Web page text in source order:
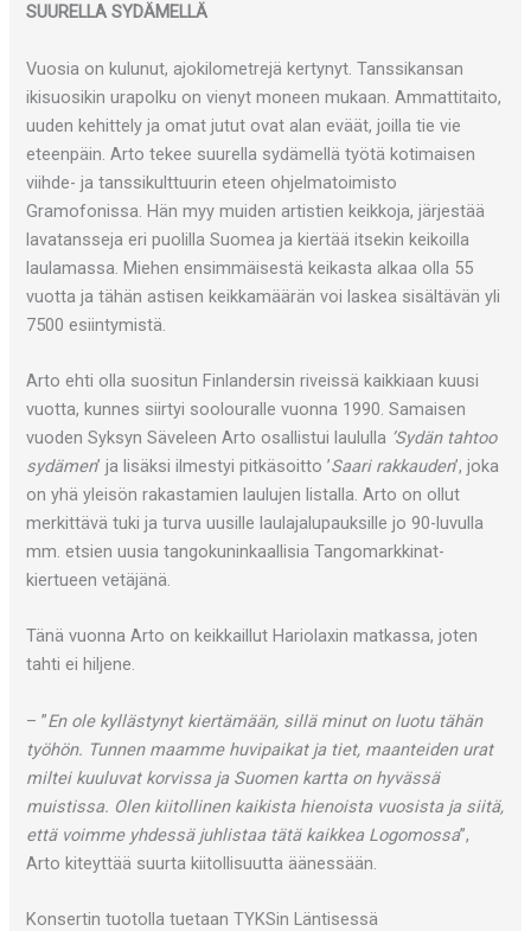
SUURELLA SYDÄMELLÄ
Vuosia on kulunut, ajokilometrejä kertynyt. Tanssikansan
ikisuosikin urapolku on vienyt moneen mukaan. Ammattitaito,
uuden kehittely ja omat jutut ovat alan eväät, joilla tie vie
eteenpäin. Arto tekee suurella sydämellä työtä kotimaisen
viihde- ja tanssikulttuurin eteen ohjelmatoimisto
Gramofonissa. Hän myy muiden artistien keikkoja, järjestää
lavatansseja eri puolilla Suomea ja kiertää itsekin keikoilla
laulamassa. Miehen ensimmäisestä keikasta alkaa olla 55
vuotta ja tähän astisen keikkamäärän voi laskea sisältävän yli
7500 esiintymistä.
Arto ehti olla suositun Finlandersin riveissä kaikkiaan kuusi
vuotta, kunnes siirtyi soolouralle vuonna 1990. Samaisen
vuoden Syksyn Säveleen Arto osallistui laululla ’Sydän tahtoo
sydämen’ ja lisäksi ilmestyi pitkäsoitto ’Saari rakkauden’, joka
on yhä yleisön rakastamien laulujen listalla. Arto on ollut
merkittävä tuki ja turva uusille laulajalupauksille jo 90-luvulla
mm. etsien uusia tangokuninkaallisia Tangomarkkinat-
kiertueen vetäjänä.
Tänä vuonna Arto on keikkaillut Hariolaxin matkassa, joten
tahti ei hiljene.
– ”En ole kyllästynyt kiertämään, sillä minut on luotu tähän
työhön. Tunnen maamme huvipaikat ja tiet, maanteiden urat
miltei kuuluvat korvissa ja Suomen kartta on hyvässä
muistissa. Olen kiitollinen kaikista hienoista vuosista ja siitä,
että voimme yhdessä juhlistaa tätä kaikkea Logomossa”,
Arto kiteyttää suurta kiitollisuutta äänessään.
Konsertin tuotolla tuetaan TYKSin Läntisessä